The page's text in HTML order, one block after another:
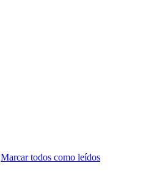
Marcar todos como leídos